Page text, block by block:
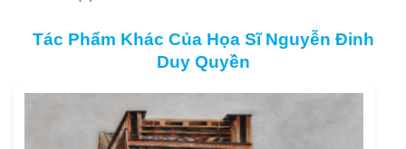
Tác Phẩm Khác Của Họa Sĩ Nguyễn Đinh
Duy Quyền